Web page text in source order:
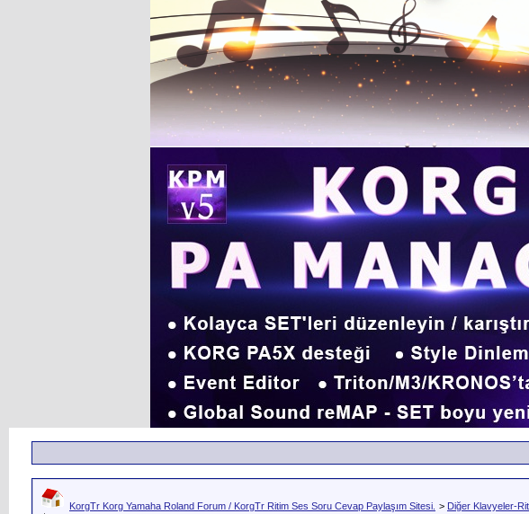
KorgTr Korg Yamaha Roland Forum / KorgTr Ritim Ses Soru Cevap Paylaşım Sitesi. > Diğer Klavyeler-